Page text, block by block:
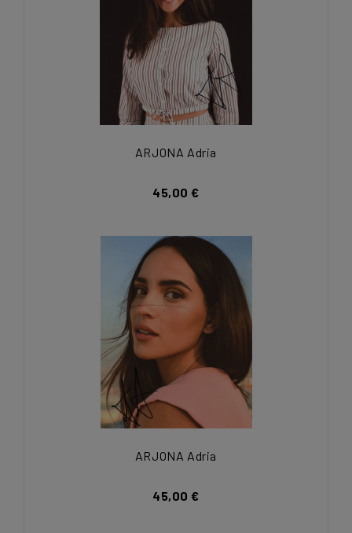
ARJONA Adria
45,00 €
ARJONA Adria
45,00 €